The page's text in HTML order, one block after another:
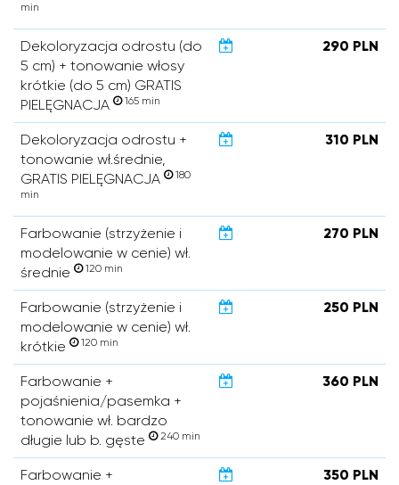
min
Dekoloryzacja odrostu (do
5 cm) + tonowanie włosy
krótkie (do 5 cm) GRATIS
PIELĘGNACJA
165 min
290 PLN
Dekoloryzacja odrostu +
tonowanie wł.średnie,
GRATIS PIELĘGNACJA
180
min
310 PLN
Farbowanie (strzyżenie i
modelowanie w cenie) wł.
średnie
120 min
270 PLN
Farbowanie (strzyżenie i
modelowanie w cenie) wł.
krótkie
120 min
250 PLN
Farbowanie +
pojaśnienia/pasemka +
tonowanie wł. bardzo
długie lub b. gęste
240 min
360 PLN
Farbowanie +
350 PLN